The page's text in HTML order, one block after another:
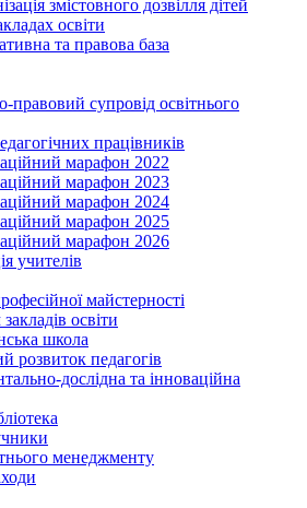
змістовного дозвілля дітей
освіти
та правова база
правовий супровід освітнього
працівників
марафон 2022
марафон 2023
марафон 2024
марафон 2025
марафон 2026
учителів
майстерності
освіти
школа
розвиток педагогів
дослідна та інноваційна
менеджменту